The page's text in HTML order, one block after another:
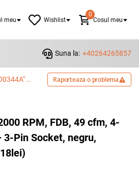
meu Wishlist
0
Cosul meu
Suna la: +40264265857
Ventilator Arctic "P12 Pro A-RGB LN", 120mm, 450 - 2000 RPM, FDB, 49 cfm, 4-Pin Fan Plug + 4-Pin Socket/3-Pin A-RGB Plug + 3-Pin Socket, negru, "ACFAN00344A" (timbru verde 0.18lei) Raporteaza o problema
RPM, FDB, 49 cfm, 4-
3-Pin Socket, negru,